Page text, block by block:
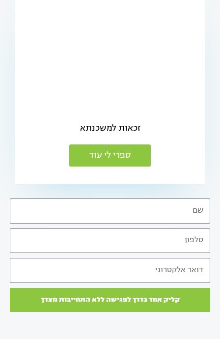
זכאות למשכנתא
ספרי לי עוד
a
m
e
e
m
i
קליק אחד בדרך לפגישה ללא התחייבות מצדך